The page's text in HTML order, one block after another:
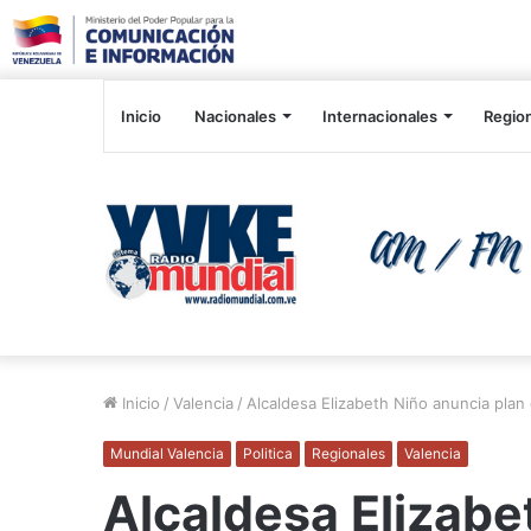
Inicio Nacionales Internacionales
Inicio / Valencia / Alcaldesa Elizabeth Niño anuncia
Mundial Valencia Politica Regionales Valencia
Alcaldesa